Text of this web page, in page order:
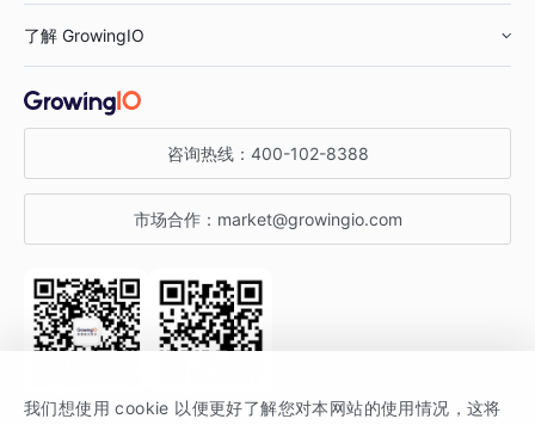
汽车行业
金融行业
智能运营
获客分析
增长公开课
增长博客
开发者文档
SDK 文档
场景指南
了解 GrowingIO
关于 GrowingIO
增长大会
行业活动
咨询热线： 400-102-8388
市场合作： market@growingio.com
关注公众号 获取更多干货
我们想使用 cookie 以便更好了解您对本网站的使用情况，这将